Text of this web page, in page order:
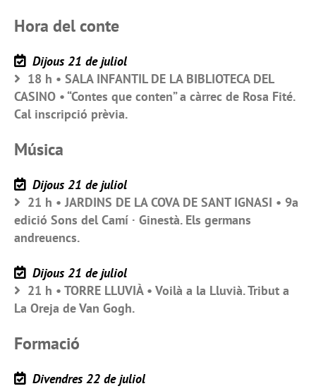
Hora del conte
Dijous 21 de juliol
18 h • SALA INFANTIL DE LA BIBLIOTECA DEL
CASINO • “Contes que conten” a càrrec de Rosa Fité.
Cal inscripció prèvia.
Música
Dijous 21 de juliol
21 h • JARDINS DE LA COVA DE SANT IGNASI • 9a
edició Sons del Camí · Ginestà. Els germans
andreuencs.
Dijous 21 de juliol
21 h • TORRE LLUVIÀ • Voilà a la Lluvià. Tribut a
La Oreja de Van Gogh.
Formació
Divendres 22 de juliol